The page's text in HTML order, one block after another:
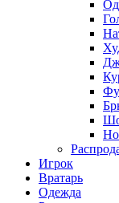
Игрок
Вратарь
Одежда